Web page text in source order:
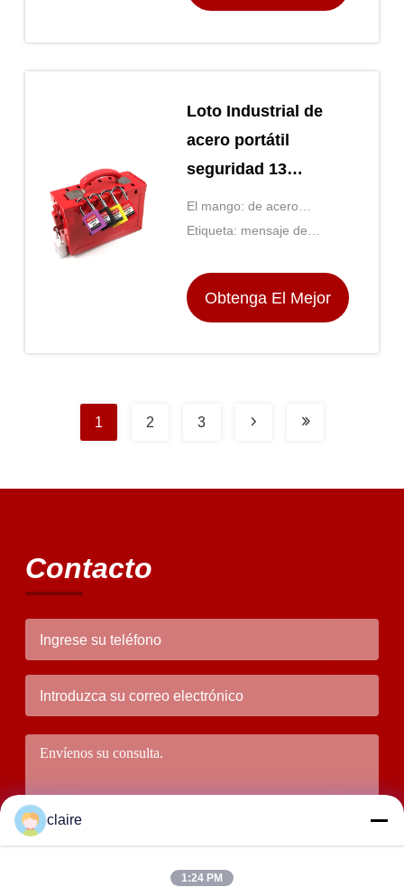
Loto Industrial de
acero portátil
seguridad 13
bloqueo de grupo
caja de bloqueo
El mango: de acero
inoxidable de nylon
Etiqueta: mensaje de
Obtenga El Mejor
1 2 3
Contacto
claire
1:24 PM